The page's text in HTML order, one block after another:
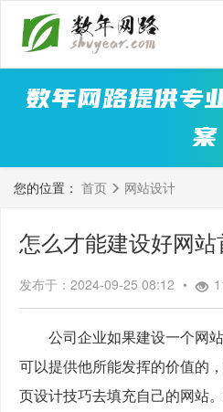
数年网路提供专
案
您的位置： 首页 网站设计
怎么才能建设好网站
发布于：2024-09-25 08:12 •
公司企业如果建设一个网站
可以提供他所能发挥的价值的
页设计技巧去填充自己的网站